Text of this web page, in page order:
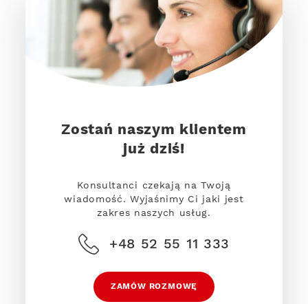
Zostań naszym klientem
już dziś!
Konsultanci czekają na Twoją
wiadomość. Wyjaśnimy Ci jaki jest
zakres naszych usług.
+48 52 55 11 333
ZAMÓW ROZMOWĘ